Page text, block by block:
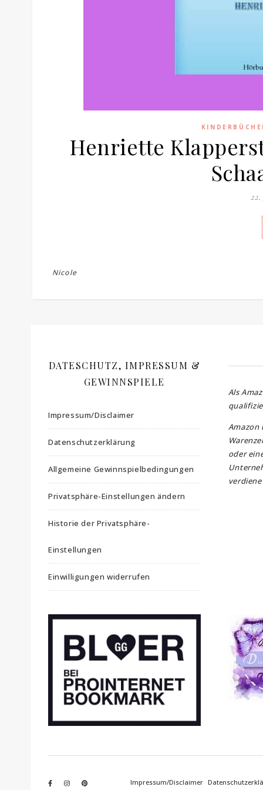
Henriette
Nicole
DATESCHUTZ, IMPRESSUM &
GEWINNSPIELE
Impressum/Disclaimer
Datenschutzerklärung
Allgemeine Gewinnspielbedingungen
Privatsphäre-Einstellungen ändern
Historie der Privatsphäre-
Einstellungen
Einwilligungen widerrufen
Als
Amazon
oder
Impressum/Disclaimer